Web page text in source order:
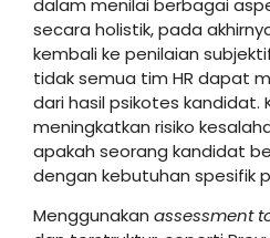
dalam menilai berbagai
secara holistik, pada
kembali ke penilaian
tidak semua tim HR dapat
dari hasil psikotes kandidat.
meningkatkan risiko
apakah seorang kandidat
dengan kebutuhan spesifik
Menggunakan assessment